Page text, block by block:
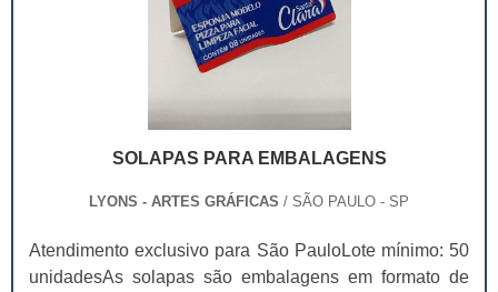
SOLAPAS PARA EMBALAGENS
LYONS - ARTES GRÁFICAS / SÃO PAULO - SP
Atendimento exclusivo para São PauloLote mínimo: 50
unidadesAs solapas são embalagens em formato de